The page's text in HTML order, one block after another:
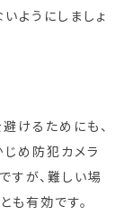
ようにしましょ
けるためにも、
じめ防犯カメラ
すが、難しい場
も有効です。